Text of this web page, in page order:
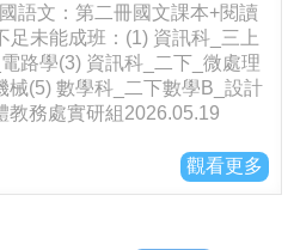
語文：第二冊國文課本+閱讀
足未能成班：(1) 資訊科_三上
路學(3) 資訊科_二下_微處理
械(5) 數學科_二下數學B_設計
教務處實研組2026.05.19
觀看更多